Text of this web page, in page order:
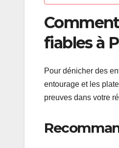
fiables à
Pour dénicher des
entourage et les
preuves dans votre